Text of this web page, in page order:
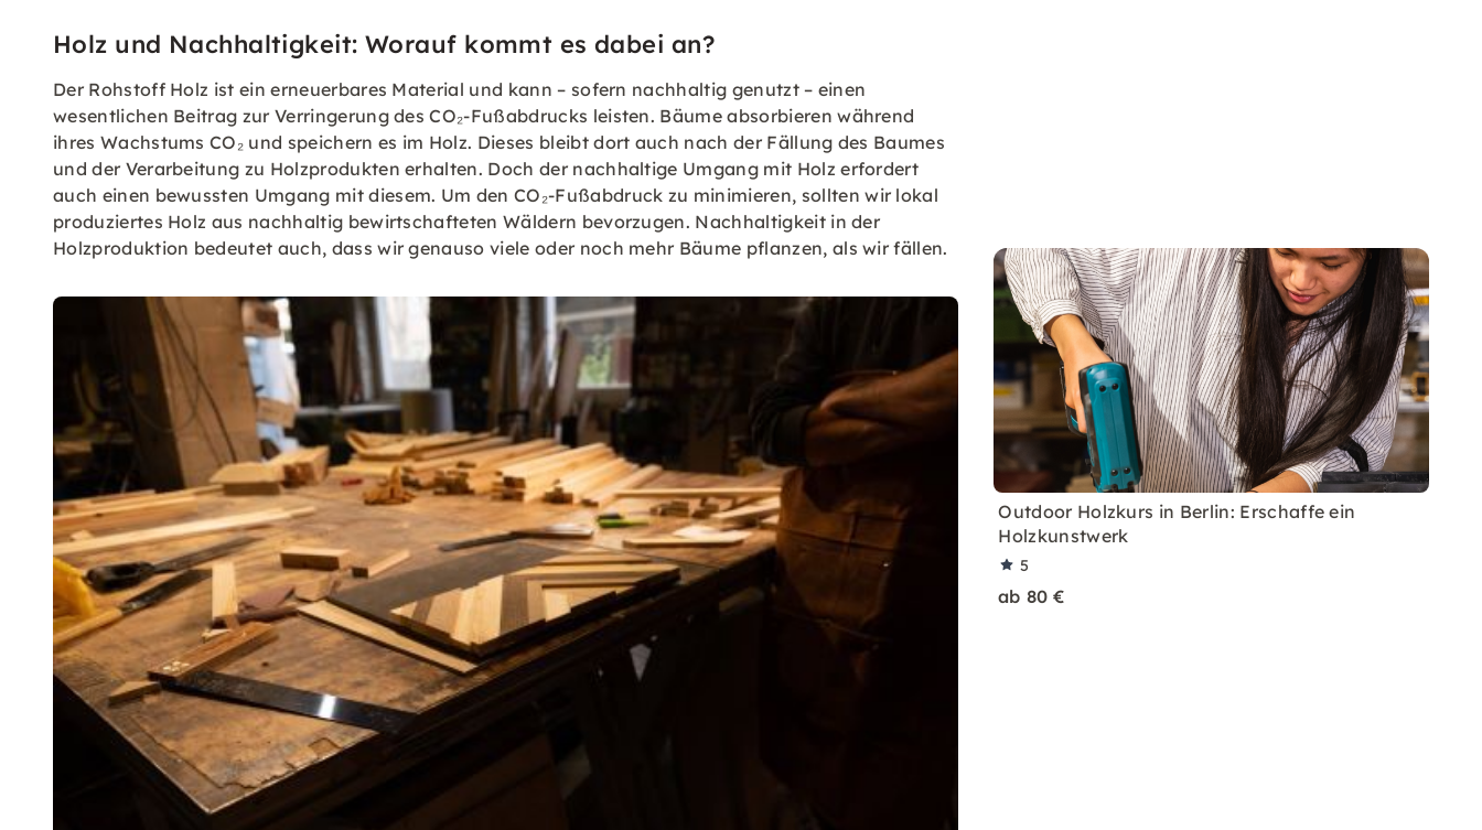
Holz und Nachhaltigkeit: Worauf kommt es dabei an?
Der Rohstoff Holz ist ein erneuerbares Material und kann – sofern nachhaltig genutzt – einen
wesentlichen Beitrag zur Verringerung des CO₂-Fußabdrucks leisten. Bäume absorbieren während
ihres Wachstums CO₂ und speichern es im Holz. Dieses bleibt dort auch nach der Fällung des Baumes
und der Verarbeitung zu Holzprodukten erhalten. Doch der nachhaltige Umgang mit Holz erfordert
auch einen bewussten Umgang mit diesem. Um den CO₂-Fußabdruck zu minimieren, sollten wir lokal
produziertes Holz aus nachhaltig bewirtschafteten Wäldern bevorzugen. Nachhaltigkeit in der
Holzproduktion bedeutet auch, dass wir genauso viele oder noch mehr Bäume pflanzen, als wir fällen.
Outdoor Holzkurs in Berlin: Erschaffe ein
Holzkunstwerk
5
ab 80 €